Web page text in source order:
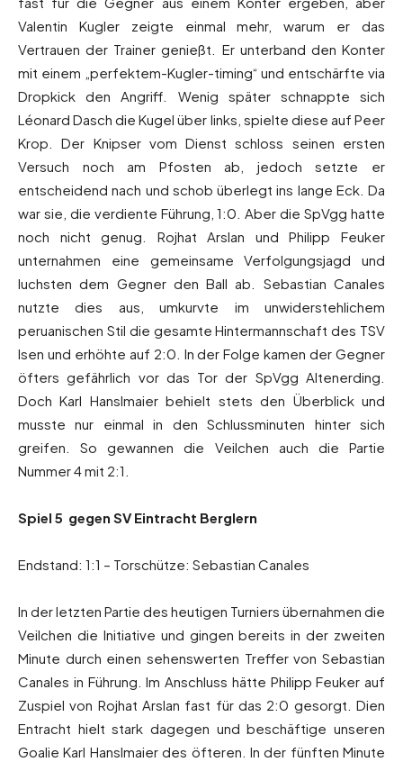
Valentin Kugler zeigte einmal mehr, warum er das
Vertrauen der Trainer genießt. Er unterband den Konter
mit einem „perfektem-Kugler-timing“ und entschärfte via
Dropkick den Angriff. Wenig später schnappte sich
Léonard Dasch die Kugel über links, spielte diese auf Peer
Krop. Der Knipser vom Dienst schloss seinen ersten
Versuch noch am Pfosten ab, jedoch setzte er
entscheidend nach und schob überlegt ins lange Eck. Da
war sie, die verdiente Führung, 1:0. Aber die SpVgg hatte
noch nicht genug. Rojhat Arslan und Philipp Feuker
unternahmen eine gemeinsame Verfolgungsjagd und
luchsten dem Gegner den Ball ab. Sebastian Canales
nutzte dies aus, umkurvte im unwiderstehlichem
peruanischen Stil die gesamte Hintermannschaft des TSV
Isen und erhöhte auf 2:0. In der Folge kamen der Gegner
öfters gefährlich vor das Tor der SpVgg Altenerding.
Doch Karl Hanslmaier behielt stets den Überblick und
musste nur einmal in den Schlussminuten hinter sich
greifen. So gewannen die Veilchen auch die Partie
Nummer 4 mit 2:1.
Spiel 5 gegen SV Eintracht Berglern
Endstand: 1:1 – Torschütze: Sebastian Canales
In der letzten Partie des heutigen Turniers übernahmen die
Veilchen die Initiative und gingen bereits in der zweiten
Minute durch einen sehenswerten Treffer von Sebastian
Canales in Führung. Im Anschluss hätte Philipp Feuker auf
Zuspiel von Rojhat Arslan fast für das 2:0 gesorgt. Dien
Entracht hielt stark dagegen und beschäftige unseren
Goalie Karl Hanslmaier des öfteren. In der fünften Minute